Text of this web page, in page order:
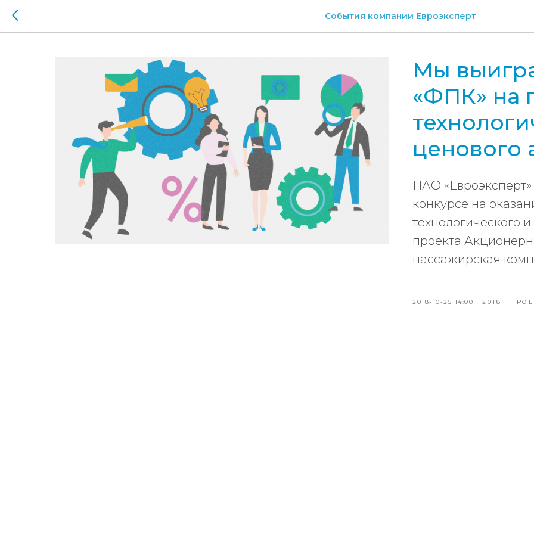
События компании Евроэксперт
Мы
«ФПК» на
ценового
НАО
конкурсе на
технологического
проекта
пассажирская
2018-10-25 14:00 2018